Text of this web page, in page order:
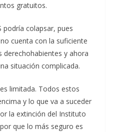
gratuitos.
podría colapsar, pues
cuenta con la suficiente
derechohabientes y ahora
situación complicada.
limitada. Todos estos
y lo que va a suceder
la extinción del Instituto
que lo más seguro es